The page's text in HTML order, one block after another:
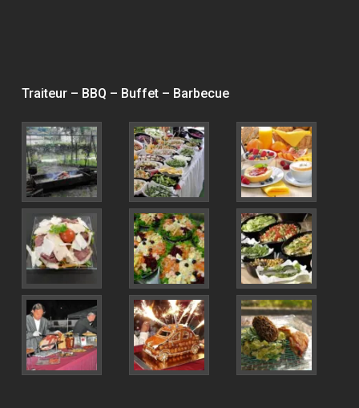
Traiteur – BBQ – Buffet – Barbecue